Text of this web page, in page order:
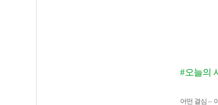
#오늘의
어떤 결심 –